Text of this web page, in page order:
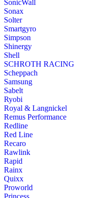
SonicWall
Sonax
Solter
Smartgyro
Simpson
Shinergy
Shell
SCHROTH RACING
Scheppach
Samsung
Sabelt
Ryobi
Royal & Langnickel
Remus Performance
Redline
Red Line
Recaro
Rawlink
Rapid
Rainx
Quixx
Proworld
Princess